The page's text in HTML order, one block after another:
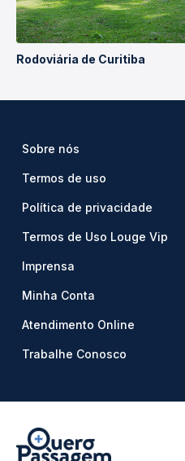
Rodoviária de Curitiba
Sobre nós
Termos de uso
Política de privacidade
Termos de Uso Louge Vip
Imprensa
Minha Conta
Atendimento Online
Trabalhe Conosco